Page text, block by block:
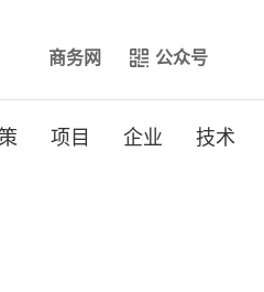
商务网 公众号
项目 企业 技术